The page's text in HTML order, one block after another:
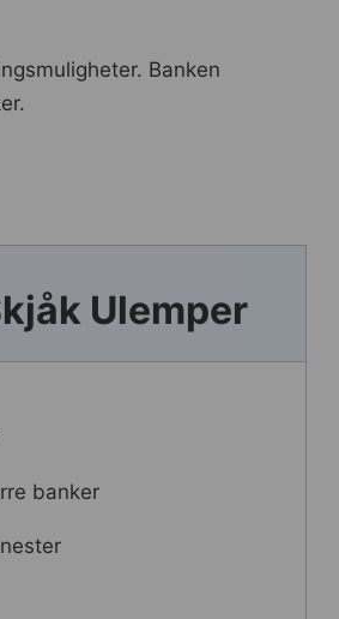
Banken
Ulemper
banker